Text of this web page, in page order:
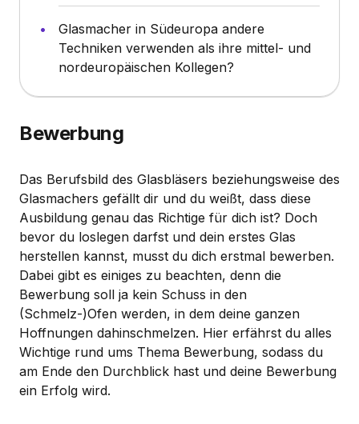
Glasmacher in Südeuropa andere
Techniken verwenden als ihre mittel- und
nordeuropäischen Kollegen?
Bewerbung
Das Berufsbild des Glasbläsers beziehungsweise des
Glasmachers gefällt dir und du weißt, dass diese
Ausbildung genau das Richtige für dich ist? Doch
bevor du loslegen darfst und dein erstes Glas
herstellen kannst, musst du dich erstmal bewerben.
Dabei gibt es einiges zu beachten, denn die
Bewerbung soll ja kein Schuss in den
(Schmelz-)Ofen werden, in dem deine ganzen
Hoffnungen dahinschmelzen. Hier erfährst du alles
Wichtige rund ums Thema Bewerbung, sodass du
am Ende den Durchblick hast und deine Bewerbung
ein Erfolg wird.